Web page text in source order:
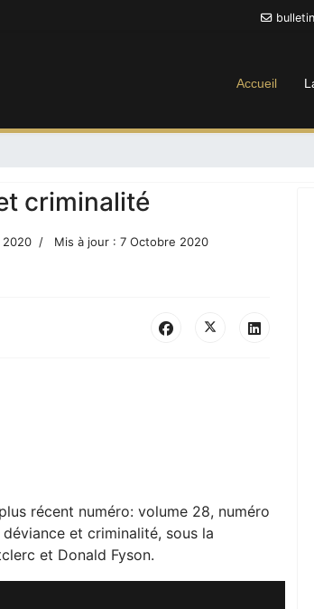
Accueil
criminalité
2020 Mis à jour : 7 Octobre 2020
récent numéro: volume 28, numéro
et criminalité, sous la
et Donald Fyson.